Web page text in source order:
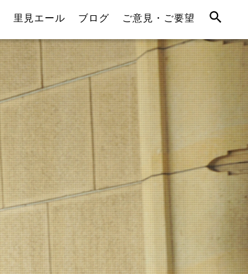
里見エール ブログ ご意見・ご要望